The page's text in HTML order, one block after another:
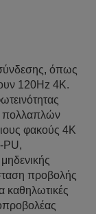
όπως
120Hz 4K.
πολλαπλών
φακούς 4K
PU,
προβολής
καθηλωτικές